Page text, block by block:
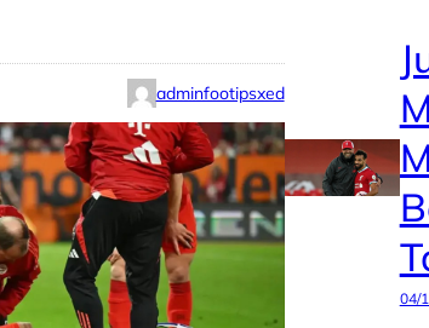
adminfootipsxed
04/